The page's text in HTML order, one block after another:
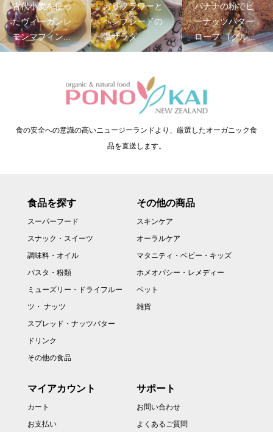
古代小麦を使っ
たヴィーガンレ
モンマフィン...
カリフラワーと
ヘンプシードの
温サラダ
バナナの粉でピ
ーナッツバター
ローフ （グル...
食の安全への意識の高いニュージーランドより、厳選したオーガニック食
品を直送します。
食品を探す
スーパーフード
スナック・スイーツ
調味料・オイル
パスタ・粉類
ミューズリー・ドライフルー
ツ・ ナッツ
スプレッド・ナッツバター
ドリンク
その他の食品
その他の商品
スキンケア
オーラルケア
マタニティ・ベビー・キッズ
ホメオパシー・レメディー
ペット
雑貨
マイアカウント
カート
お支払い
サポート
お問い合わせ
よくあるご質問